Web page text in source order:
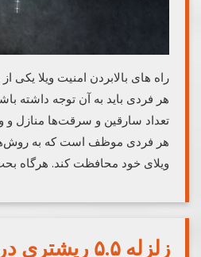
راه های بالابردن امنیت ویلا
هر فردی باید به آن توجه داشته
تعداد سارقین و سرقت‌ها منازل و
هر فردی موظف است که به
ویلای خود محافظت کند. هرگاه
زلزله ۵.۵ ریشتری در سوریه